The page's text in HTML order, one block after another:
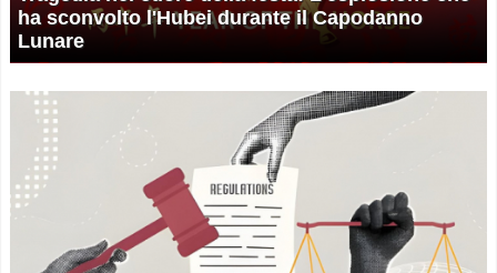
ha sconvolto l'Hubei durante il Capodanno
Lunare